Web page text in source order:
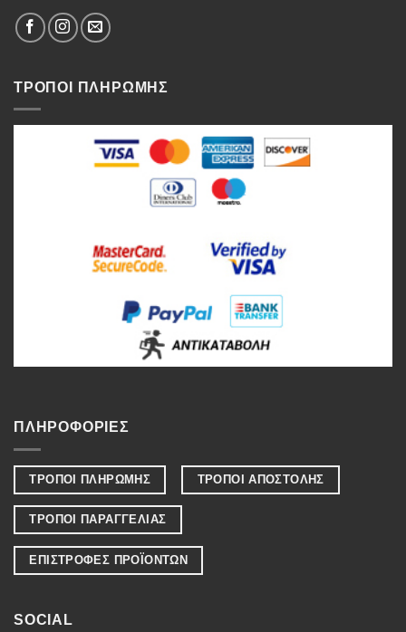
ΤΡΟΠΟΙ ΠΛΗΡΩΜΗΣ
ΠΛΗΡΟΦΟΡΙΕΣ
ΤΡΟΠΟΙ ΠΛΗΡΩΜΗΣ ΤΡΟΠΟΙ ΑΠΟΣΤΟΛΗΣ
ΤΡΟΠΟΙ ΠΑΡΑΓΓΕΛΙΑΣ
ΕΠΙΣΤΡΟΦΕΣ ΠΡΟΪΟΝΤΩΝ
SOCIAL